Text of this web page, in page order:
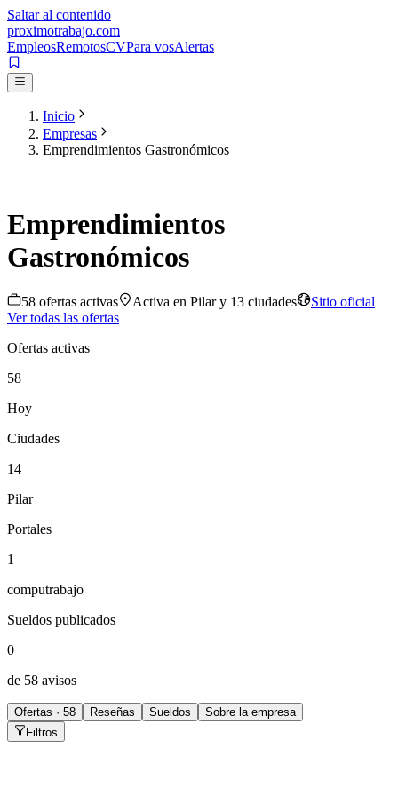
Saltar al contenido
proximotrabajo.com
EmpleosRemotosCVPara vosAlertas
Inicio
Empresas
Emprendimientos Gastronómicos
Emprendimientos
Gastronómicos
58 ofertas activas Activa en Pilary 13 ciudades
Sitio oficial
Ver todas las ofertas
Ofertas activas
58
Hoy
Ciudades
14
Pilar
Portales
1
computrabajo
Sueldos publicados
0
de 58 avisos
Ofertas · 58 Reseñas Sueldos
Sobre la empresa
Filtros